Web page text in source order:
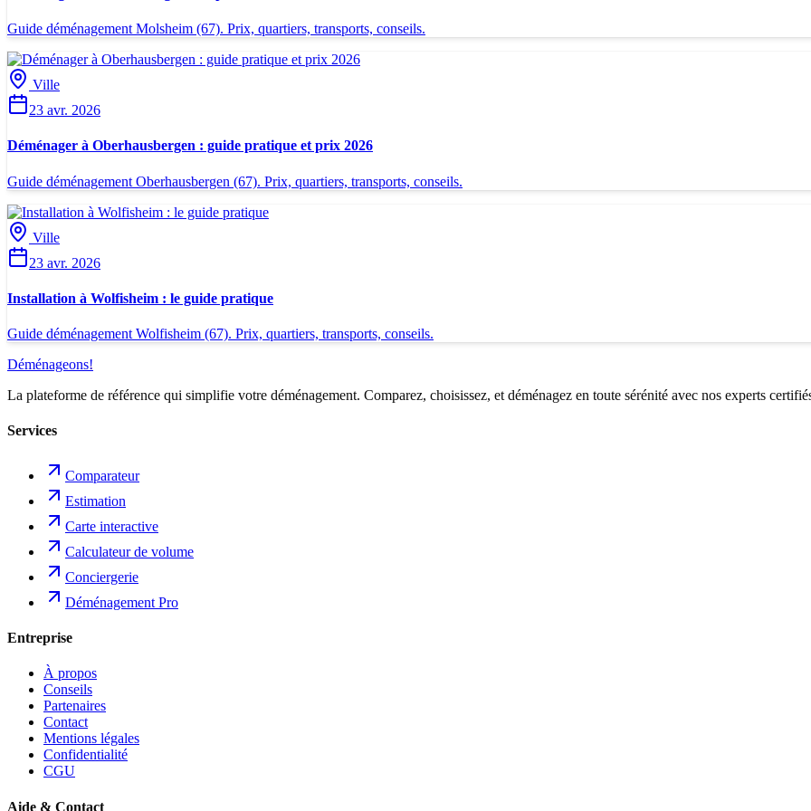
Guide déménagement Molsheim (67). Prix, quartiers, transports, conseils.
Ville
23 avr. 2026
Déménager à Oberhausbergen : guide pratique et prix 2026
Guide déménagement Oberhausbergen (67). Prix, quartiers, transports, conseils.
Ville
23 avr. 2026
Installation à Wolfisheim : le guide pratique
Guide déménagement Wolfisheim (67). Prix, quartiers, transports, conseils.
Déménageons!
La plateforme de référence qui simplifie votre déménagement. Comparez, choisissez, et déménagez en toute sérénité avec nos experts
Services
Comparateur
Estimation
Carte interactive
Calculateur de volume
Conciergerie
Déménagement Pro
Entreprise
À propos
Conseils
Partenaires
Contact
Mentions légales
Confidentialité
CGU
Aide & Contact